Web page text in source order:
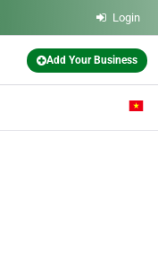
Login
Add Your Business